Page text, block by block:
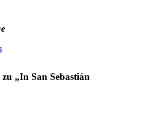
„In San Sebastián